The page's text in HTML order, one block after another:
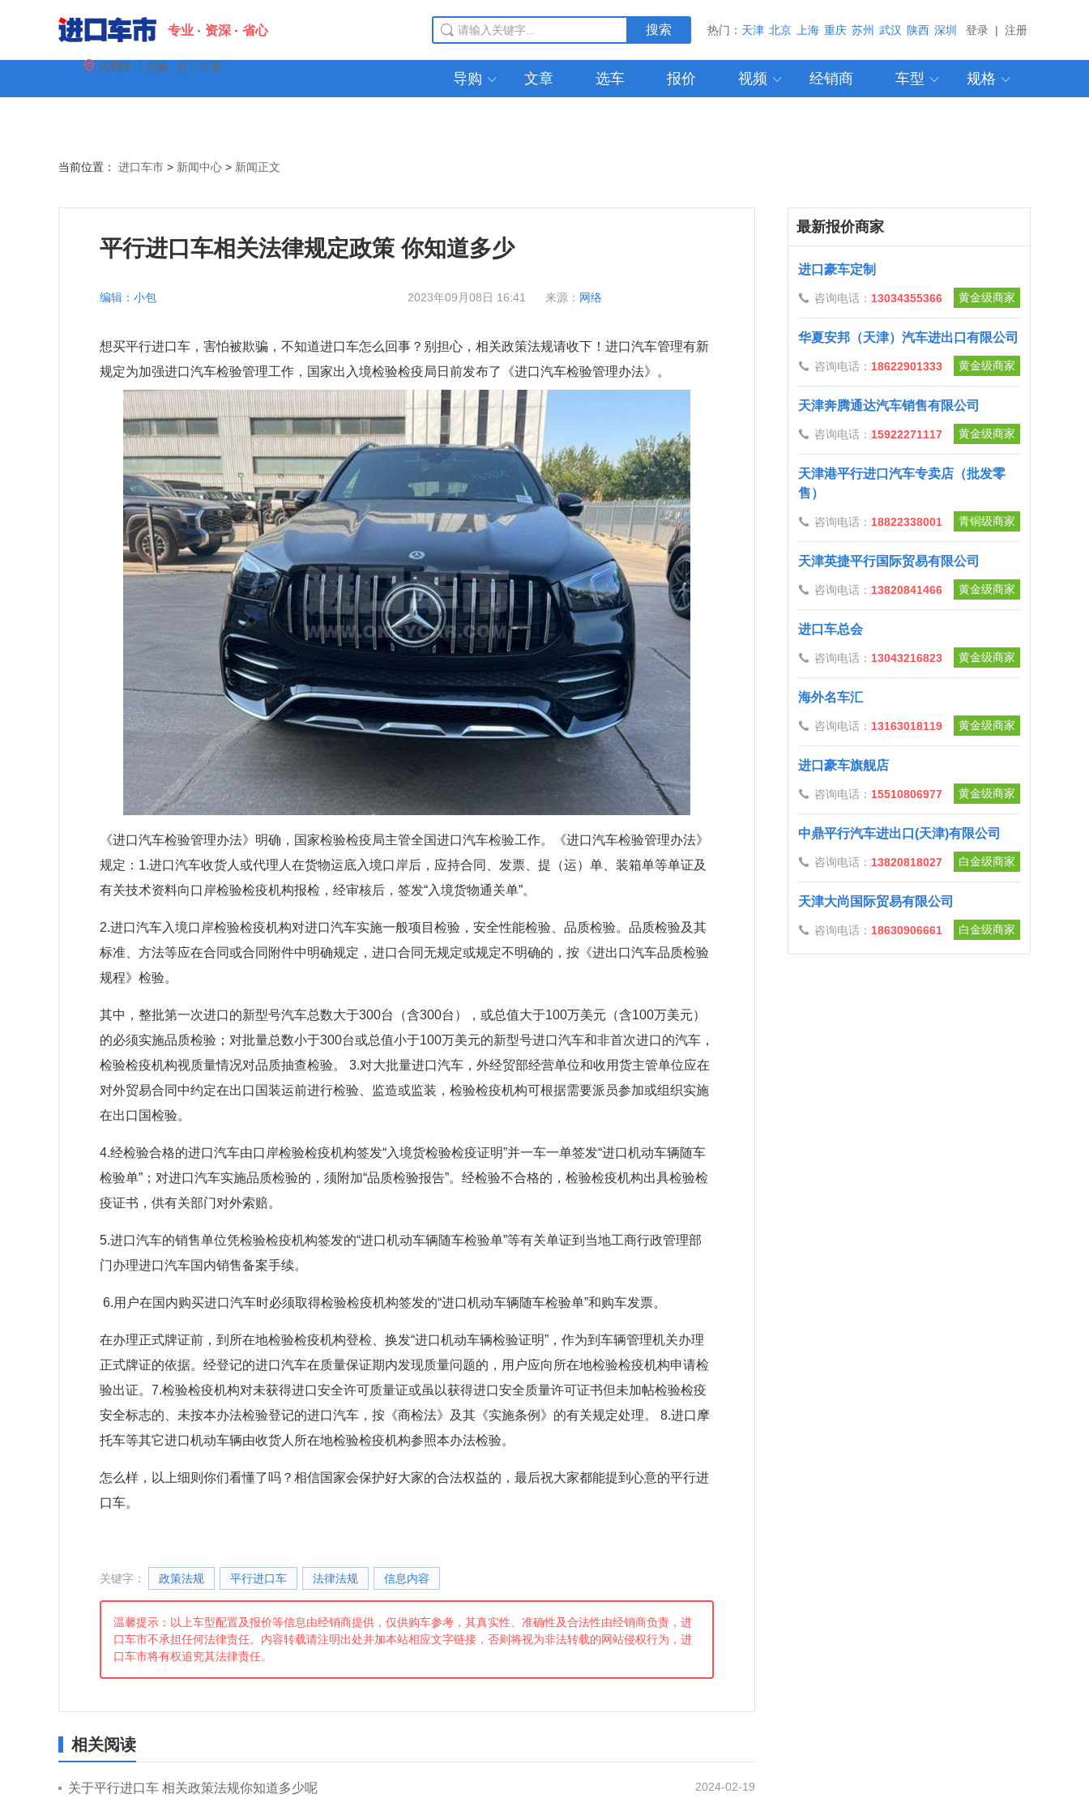
专业 资深 省心
 内网IP | 切换 其它车市
搜索 热门： 天津 北京 上海 重庆 苏州 武汉 陕西 深圳 登录 | 注册
导购  文章 选车 报价 视频  经销商 车型  规格 
当前位置： 进口车市 > 新闻中心 > 新闻正文
平行进口车相关法律规定政策 你知道多少
编辑：小包 2023年09月08日 16:41 来源： 网络
想买平行进口车，害怕被欺骗，不知道进口车怎么回事？别担心，相关政策法规请收下！进口汽车管理有新
规定为加强进口汽车检验管理工作，国家出入境检验检疫局日前发布了《进口汽车检验管理办法》。
《进口汽车检验管理办法》明确，国家检验检疫局主管全国进口汽车检验工作。《进口汽车检验管理办法》
规定：1.进口汽车收货人或代理人在货物运底入境口岸后，应持合同、发票、提（运）单、装箱单等单证及
有关技术资料向口岸检验检疫机构报检，经审核后，签发“入境货物通关单”。
2.进口汽车入境口岸检验检疫机构对进口汽车实施一般项目检验，安全性能检验、品质检验。品质检验及其
标准、方法等应在合同或合同附件中明确规定，进口合同无规定或规定不明确的，按《进出口汽车品质检验
规程》检验。
其中，整批第一次进口的新型号汽车总数大于300台（含300台），或总值大于100万美元（含100万美元）
的必须实施品质检验；对批量总数小于300台或总值小于100万美元的新型号进口汽车和非首次进口的汽车，
检验检疫机构视质量情况对品质抽查检验。 3.对大批量进口汽车，外经贸部经营单位和收用货主管单位应在
对外贸易合同中约定在出口国装运前进行检验、监造或监装，检验检疫机构可根据需要派员参加或组织实施
在出口国检验。
4.经检验合格的进口汽车由口岸检验检疫机构签发“入境货检验检疫证明”并一车一单签发“进口机动车辆随车
检验单”；对进口汽车实施品质检验的，须附加“品质检验报告”。经检验不合格的，检验检疫机构出具检验检
疫证书，供有关部门对外索赔。
5.进口汽车的销售单位凭检验检疫机构签发的“进口机动车辆随车检验单”等有关单证到当地工商行政管理部
门办理进口汽车国内销售备案手续。
6.用户在国内购买进口汽车时必须取得检验检疫机构签发的“进口机动车辆随车检验单”和购车发票。
在办理正式牌证前，到所在地检验检疫机构登检、换发“进口机动车辆检验证明”，作为到车辆管理机关办理
正式牌证的依据。经登记的进口汽车在质量保证期内发现质量问题的，用户应向所在地检验检疫机构申请检
验出证。7.检验检疫机构对未获得进口安全许可质量证或虽以获得进口安全质量许可证书但未加帖检验检疫
安全标志的、未按本办法检验登记的进口汽车，按《商检法》及其《实施条例》的有关规定处理。 8.进口摩
托车等其它进口机动车辆由收货人所在地检验检疫机构参照本办法检验。
怎么样，以上细则你们看懂了吗？相信国家会保护好大家的合法权益的，最后祝大家都能提到心意的平行进
口车。
关键字： 政策法规 平行进口车 法律法规 信息内容
温馨提示：以上车型配置及报价等信息由经销商提供，仅供购车参考，其真实性、准确性及合法性由经销商负责，进
口车市不承担任何法律责任。内容转载请注明出处并加本站相应文字链接，否则将视为非法转载的网站侵权行为，进
口车市将有权追究其法律责任。
相关阅读
关于平行进口车 相关政策法规你知道多少呢 2024-02-19
最新报价商家
进口豪车定制
 咨询电话： 13034355366 黄金级商家
华夏安邦（天津）汽车进出口有限公司
 咨询电话： 18622901333 黄金级商家
天津奔腾通达汽车销售有限公司
 咨询电话： 15922271117 黄金级商家
天津港平行进口汽车专卖店（批发零
售）
 咨询电话： 18822338001 青铜级商家
天津英捷平行国际贸易有限公司
 咨询电话： 13820841466 黄金级商家
进口车总会
 咨询电话： 13043216823 黄金级商家
海外名车汇
 咨询电话： 13163018119 黄金级商家
进口豪车旗舰店
 咨询电话： 15510806977 黄金级商家
中鼎平行汽车进出口(天津)有限公司
 咨询电话： 13820818027 白金级商家
天津大尚国际贸易有限公司
 咨询电话： 18630906661 白金级商家